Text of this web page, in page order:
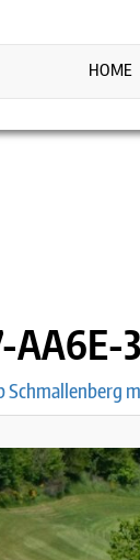
HOME
AA6E-
Schmallenberg